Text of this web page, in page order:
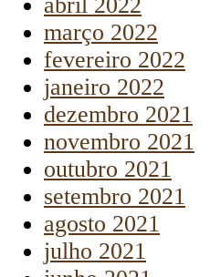
março 2022
fevereiro 2022
janeiro 2022
dezembro 2021
novembro 2021
outubro 2021
setembro 2021
agosto 2021
julho 2021